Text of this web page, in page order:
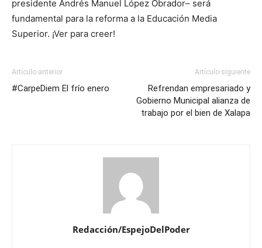
presidente Andrés Manuel López Obrador– será
fundamental para la reforma a la Educación Media
Superior. ¡Ver para creer!
Artículo anterior
#CarpeDiem El frío enero
Artículo siguiente
Refrendan empresariado y
Gobierno Municipal alianza de
trabajo por el bien de Xalapa
Redacción/EspejoDelPoder